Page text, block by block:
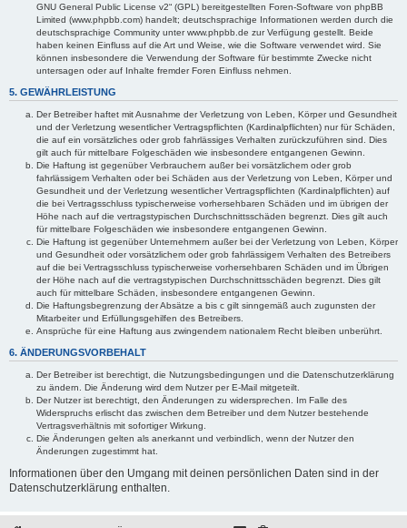
GNU General Public License v2“ (GPL) bereitgestellten Foren-Software von phpBB
Limited (www.phpbb.com) handelt; deutschsprachige Informationen werden durch die
deutschsprachige Community unter www.phpbb.de zur Verfügung gestellt. Beide
haben keinen Einfluss auf die Art und Weise, wie die Software verwendet wird. Sie
können insbesondere die Verwendung der Software für bestimmte Zwecke nicht
untersagen oder auf Inhalte fremder Foren Einfluss nehmen.
5. GEWÄHRLEISTUNG
Der Betreiber haftet mit Ausnahme der Verletzung von Leben, Körper und Gesundheit
und der Verletzung wesentlicher Vertragspflichten (Kardinalpflichten) nur für Schäden,
die auf ein vorsätzliches oder grob fahrlässiges Verhalten zurückzuführen sind. Dies
gilt auch für mittelbare Folgeschäden wie insbesondere entgangenen Gewinn.
Die Haftung ist gegenüber Verbrauchern außer bei vorsätzlichem oder grob
fahrlässigem Verhalten oder bei Schäden aus der Verletzung von Leben, Körper und
Gesundheit und der Verletzung wesentlicher Vertragspflichten (Kardinalpflichten) auf
die bei Vertragsschluss typischerweise vorhersehbaren Schäden und im übrigen der
Höhe nach auf die vertragstypischen Durchschnittsschäden begrenzt. Dies gilt auch
für mittelbare Folgeschäden wie insbesondere entgangenen Gewinn.
Die Haftung ist gegenüber Unternehmern außer bei der Verletzung von Leben, Körper
und Gesundheit oder vorsätzlichem oder grob fahrlässigem Verhalten des Betreibers
auf die bei Vertragsschluss typischerweise vorhersehbaren Schäden und im Übrigen
der Höhe nach auf die vertragstypischen Durchschnittsschäden begrenzt. Dies gilt
auch für mittelbare Schäden, insbesondere entgangenen Gewinn.
Die Haftungsbegrenzung der Absätze a bis c gilt sinngemäß auch zugunsten der
Mitarbeiter und Erfüllungsgehilfen des Betreibers.
Ansprüche für eine Haftung aus zwingendem nationalem Recht bleiben unberührt.
6. ÄNDERUNGSVORBEHALT
Der Betreiber ist berechtigt, die Nutzungsbedingungen und die Datenschutzerklärung
zu ändern. Die Änderung wird dem Nutzer per E-Mail mitgeteilt.
Der Nutzer ist berechtigt, den Änderungen zu widersprechen. Im Falle des
Widerspruchs erlischt das zwischen dem Betreiber und dem Nutzer bestehende
Vertragsverhältnis mit sofortiger Wirkung.
Die Änderungen gelten als anerkannt und verbindlich, wenn der Nutzer den
Änderungen zugestimmt hat.
Informationen über den Umgang mit deinen persönlichen Daten sind in der
Datenschutzerklärung enthalten.